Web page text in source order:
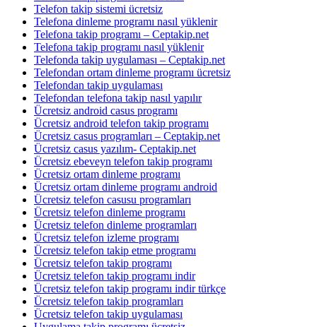
Telefon takip sistemi ücretsiz
Telefona dinleme programı nasıl yüklenir
Telefona takip programı – Ceptakip.net
Telefona takip programı nasıl yüklenir
Telefonda takip uygulaması – Ceptakip.net
Telefondan ortam dinleme programı ücretsiz
Telefondan takip uygulaması
Telefondan telefona takip nasıl yapılır
Ücretsiz android casus programı
Ücretsiz android telefon takip programı
Ücretsiz casus programları – Ceptakip.net
Ücretsiz casus yazılım- Ceptakip.net
Ücretsiz ebeveyn telefon takip programı
Ücretsiz ortam dinleme programı
Ücretsiz ortam dinleme programı android
Ücretsiz telefon casusu programları
Ücretsiz telefon dinleme programı
Ücretsiz telefon dinleme programları
Ücretsiz telefon izleme programı
Ücretsiz telefon takip etme programı
Ücretsiz telefon takip programı
Ücretsiz telefon takip programı indir
Ücretsiz telefon takip programı indir türkçe
Ücretsiz telefon takip programları
Ücretsiz telefon takip uygulaması